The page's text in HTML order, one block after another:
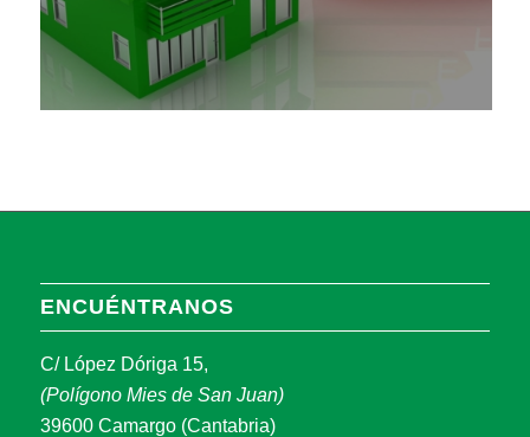
ENCUÉNTRANOS
C/ López Dóriga 15,
(Polígono Mies de San Juan)
39600 Camargo (Cantabria)